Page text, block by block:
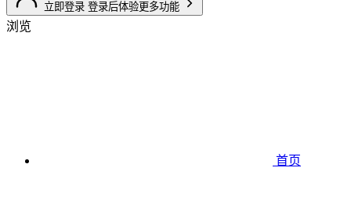
立即登录 登录后体验更多功能
浏览
首页